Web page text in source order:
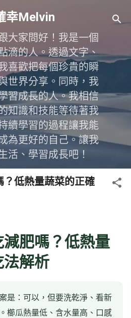
主要內容
幸Melvin
大家問好！我是一個
滴的人。透過文字、
喜歡把每個珍貴的瞬
世界分享。同時，我
習成長的人。我相信
知識和技能等待著我
續學習的過程讓我能
為更好的自己。讓我
活、學習成長吧！
低熱量蔬菜的正確
肥嗎？低熱量
法解析
是：可以，但要洗乾淨、看新
櫛瓜熱量低、含水量高、口感